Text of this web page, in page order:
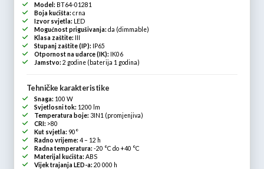
Model: BT64-01281
Boja kućišta: crna
Izvor svjetla: LED
Mogućnost prigušivanja: da (dimmable)
Klasa zaštite: III
Stupanj zaštite (IP): IP65
Otpornost na udarce (IK): IK06
Jamstvo: 2 godine (baterija 1 godina)
Tehničke karakteristike
Snaga: 100 W
Svjetlosni tok: 1200 lm
Temperatura boje: 3IN1 (promjenjiva)
CRI: >80
Kut svjetla: 90°
Radno vrijeme: 4 – 12 h
Radna temperatura: -20 °C do +40 °C
Materijal kućišta: ABS
Vijek trajanja LED-a: 20 000 h